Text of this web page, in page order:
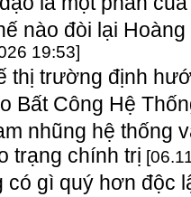
nào đòi lại
19:53]
thị trường định
Bất Công Hệ
nhũng hệ thống
trạng chính trị
có gì quý hơn độc